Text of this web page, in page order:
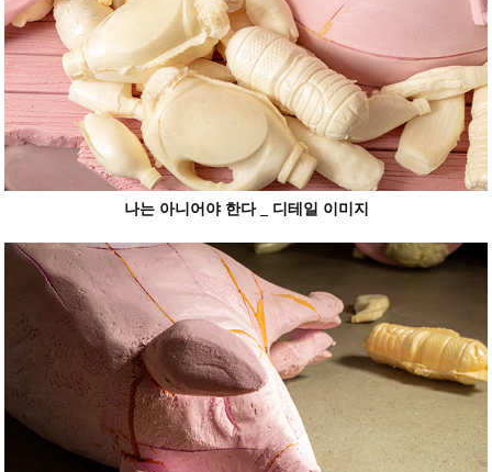
나는 아니어야 한다 _ 디테일 이미지